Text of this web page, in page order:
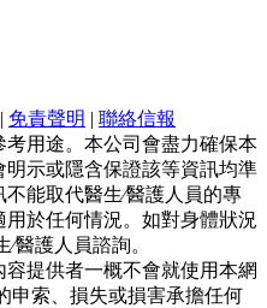
| 免責聲明 | 聯絡信報
用途。本公司會盡力確保本
示或隱含保證該等資訊均準
能取代醫生∕醫護人員的專
於任何情況。如對身體狀況
醫護人員諮詢。
提供者一概不會就使用本網
申索、損失或損害承擔任何